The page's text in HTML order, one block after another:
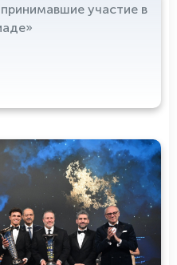
участие в